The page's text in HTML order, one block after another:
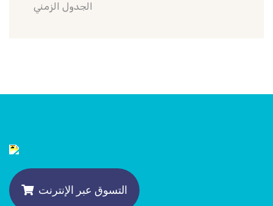
الجدول الزمني
التسوق عبر الإنترنت